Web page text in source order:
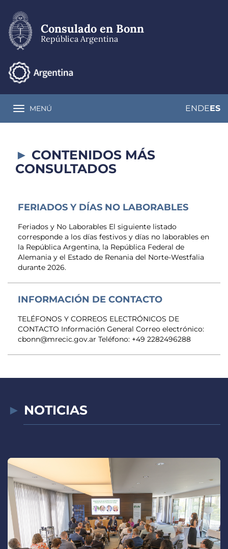
contenido
principal
Consulado en Bonn
República Argentina
Toggle navigation
MENÚ ENDEES
CONTENIDOS MÁS
CONSULTADOS
FERIADOS Y DÍAS NO LABORABLES
Feriados y No Laborables El siguiente listado
corresponde a los días festivos y días no laborables en
la República Argentina, la República Federal de
Alemania y el Estado de Renania del Norte-Westfalia
durante 2026.
INFORMACIÓN DE CONTACTO
TELÉFONOS Y CORREOS ELECTRÓNICOS DE
CONTACTO Información General Correo electrónico:
cbonn@mrecic.gov.ar Teléfono: +49 2282496288
NOTICIAS